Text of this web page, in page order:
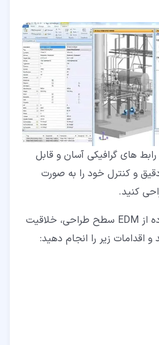
رابط های گرافیکی آسان و قابل
و کنترل خود را به صورت
کنید.
شما می توانید با استفاده از EDM سطح طراحی، خلاقیت
و اقدامات زیر را انجام دهید: